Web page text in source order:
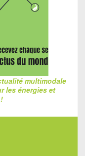
multimodale
les énergies et